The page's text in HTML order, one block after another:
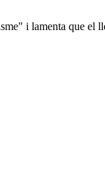
i lamenta que